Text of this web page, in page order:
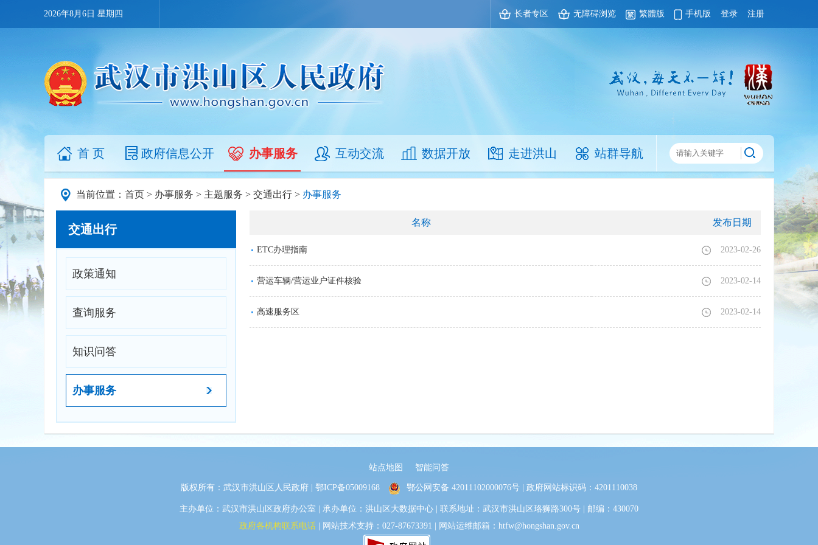
2026年8月6日 星期四 长者专区 无障碍浏览 繁體版 手机版 登录 注册
首 页 政府信息公开 办事服务 互动交流 数据开放 走进洪山 站群导航
当前位置： 首页 > 办事服务 > 主题服务 > 交通出行 > 办事服务
交通出行
政策通知
查询服务
知识问答
办事服务
名称 发布日期
ETC办理指南 2023-02-26
营运车辆/营运业户证件核验 2023-02-14
高速服务区 2023-02-14
站点地图 智能问答
版权所有：武汉市洪山区人民政府 | 鄂ICP备05009168 鄂公网安备 42011102000076号 | 政府网站标识码：4201110038
主办单位：武汉市洪山区政府办公室 | 承办单位：洪山区大数据中心 | 联系地址：武汉市洪山区珞狮路300号 | 邮编：430070
政府各机构联系电话| 网站技术支持：027-87673391 | 网站运维邮箱：htfw@hongshan.gov.cn